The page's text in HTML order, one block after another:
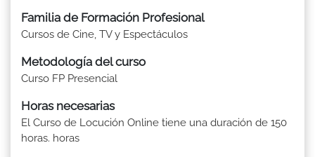
Familia de Formación Profesional
Cursos de Cine, TV y Espectáculos
Metodología del curso
Curso FP Presencial
Horas necesarias
El Curso de Locución Online tiene una duración de 150
horas. horas